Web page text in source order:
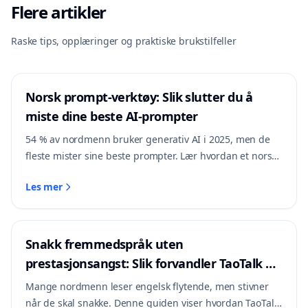
Les mer
Bedrifter vurderer selvhostede AI-gatewayer for styring
vanlige implementeringsfeil bør vurderes.
Flere artikler
Raske tips, opplæringer og praktiske brukstilfeller
Norsk prompt-verktøy: Slik slutter du å
miste dine beste AI-prompter
54 % av nordmenn bruker generativ AI i 2025, men de
fleste mister sine beste prompter. Lær hvordan et norsk
Les mer
Snakk fremmedspråk uten
prestasjonsangst: Slik forvandler TaoTalk AI
med langtidsminne språktreningen din
Mange nordmenn leser engelsk flytende, men stivner
når de skal snakke. Denne guiden viser hvordan TaoTalk